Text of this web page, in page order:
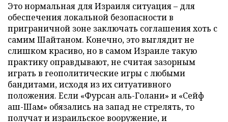
Это нормальная для Израиля ситуация – для
обеспечения локальной безопасности в
приграничной зоне заключать соглашения хоть с
самим Шайтаном. Конечно, это выглядит не
слишком красиво, но в самом Израиле такую
практику оправдывают, не считая зазорным
играть в геополитические игры с любыми
бандитами, исходя из их ситуативного
положения. Если «Фурсан аль-Голани» и «Сейф
аш-Шам» обязались на запад не стрелять, то
получат и израильское вооружение, и